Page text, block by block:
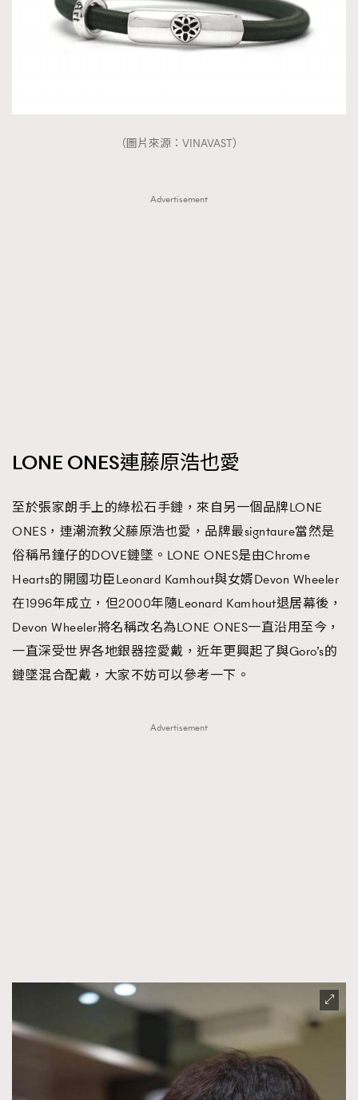
（圖片來源：VINAVAST）
Advertisement
LONE ONES連藤原浩也愛
至於張家朗手上的綠松石手鏈，來自另一個品牌LONE
ONES，連潮流教父藤原浩也愛，品牌最signtaure當然是
俗稱吊鐘仔的DOVE鏈墜。LONE ONES是由Chrome
Hearts的開國功臣Leonard Kamhout與女婿Devon Wheeler
在1996年成立，但2000年隨Leonard Kamhout退居幕後，
Devon Wheeler將名稱改名為LONE ONES一直沿用至今，
一直深受世界各地銀器控愛戴，近年更興起了與Goro’s的
鏈墜混合配戴，大家不妨可以參考一下。
Advertisement